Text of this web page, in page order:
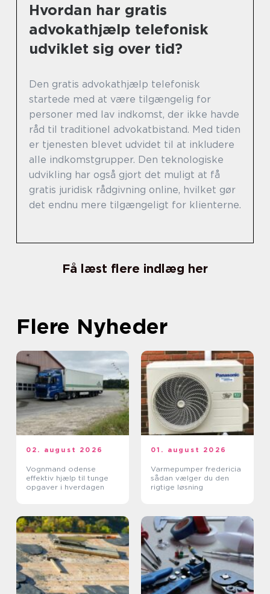
Hvordan har gratis
advokathjælp telefonisk
udviklet sig over tid?
Den gratis advokathjælp telefonisk
startede med at være tilgængelig for
personer med lav indkomst, der ikke havde
råd til traditionel advokatbistand. Med tiden
er tjenesten blevet udvidet til at inkludere
alle indkomstgrupper. Den teknologiske
udvikling har også gjort det muligt at få
gratis juridisk rådgivning online, hvilket gør
det endnu mere tilgængeligt for klienterne.
Få læst flere indlæg her
Flere Nyheder
02. august 2026
Vognmand odense
effektiv hjælp til tunge
opgaver i hverdagen
01. august 2026
Varmepumper fredericia
sådan vælger du den
rigtige løsning